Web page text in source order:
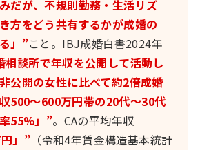
だが、不規則勤務・生活リズ
方をどう共有するかが成婚の
」”こと。IBJ成婚白書2024年
相談所で年収を公開して活動し
公開の女性に比べて約2倍成婚
500〜600万円帯の20代〜30代
55%」”。CAの平均年収
」” （令和4年賃金構造基本統計